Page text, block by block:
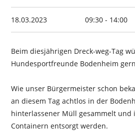
18.03.2023 09:30 - 14:00
Beim diesjährigen Dreck-weg-Tag
Hundesportfreunde Bodenheim
Wie unser Bürgermeister schon
an diesem Tag achtlos in der
hinterlassener Müll gesammelt und
Containern entsorgt werden.